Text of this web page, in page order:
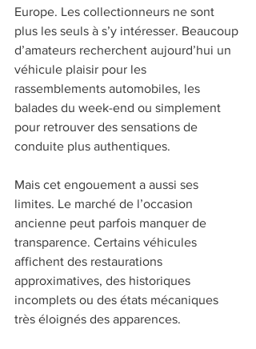
Europe. Les collectionneurs ne sont
plus les seuls à s’y intéresser. Beaucoup
d’amateurs recherchent aujourd’hui un
véhicule plaisir pour les
rassemblements automobiles, les
balades du week-end ou simplement
pour retrouver des sensations de
conduite plus authentiques.
Mais cet engouement a aussi ses
limites. Le marché de l’occasion
ancienne peut parfois manquer de
transparence. Certains véhicules
affichent des restaurations
approximatives, des historiques
incomplets ou des états mécaniques
très éloignés des apparences.